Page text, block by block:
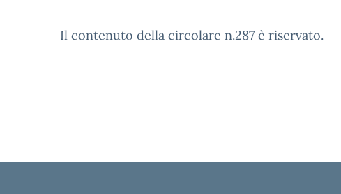
Il contenuto della circolare n.287 è riservato.